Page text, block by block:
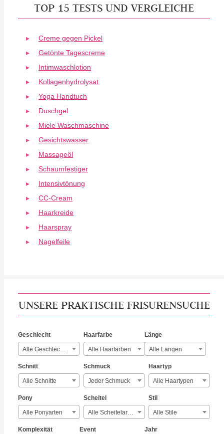
TOP 15 TESTS UND VERGLEICHE
Creme gegen Pickel
Getönte Tagescreme
Intimwaschlotion
Kollagenhydrolysat
Yoga Handtuch
Duschgel
Miele Waschmaschine
Gesichtswasser
Massageöl
Schaumfestiger
Intensivtönung
CC-Cream
Haarkreide
Haarspray
Nagelfeile
UNSERE PRAKTISCHE FRISURENSUCHE
Geschlecht
Alle Geschlechter
Haarfarbe
Alle Haarfarben
Länge
Alle Längen
Schnitt
Alle Schnitte
Schmuck
Jeder Schmuck
Haartyp
Alle Haartypen
Pony
Alle Ponyarten
Scheitel
Alle Scheitelarten
Stil
Alle Stile
Komplexität Event Jahr